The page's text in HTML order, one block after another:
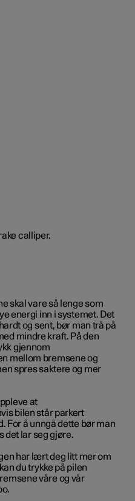
skal vare så lenge som
energi inn i systemet. Det
og sent, bør man trå på
mindre kraft. På den
gjennom
mellom bremsene og
spres saktere og mer
at
bilen står parkert
For å unngå dette bør man
det lar seg gjøre.
har lært deg litt mer om
du trykke på pilen
våre og vår